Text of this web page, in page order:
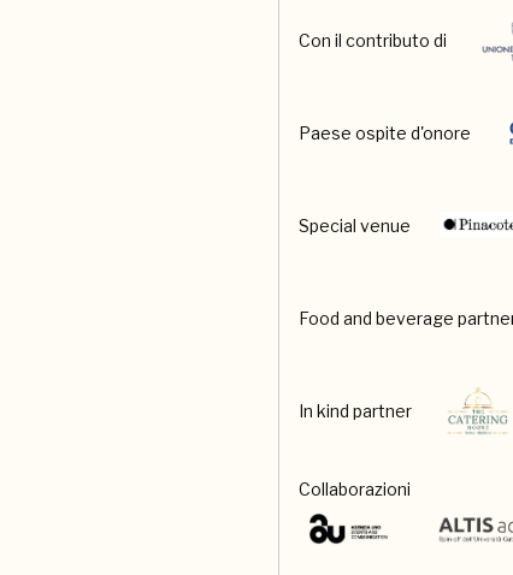
Con il contributo di
Paese ospite d'onore
Special venue
Food and beverage
In kind partner
Collaborazioni